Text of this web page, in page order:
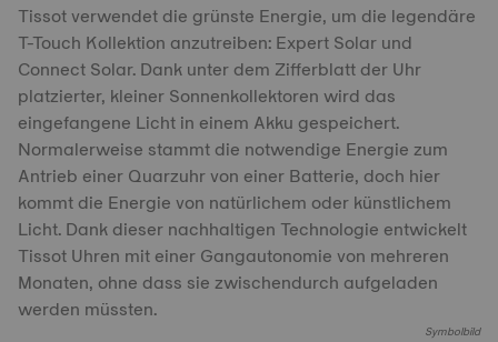
Tissot verwendet die grünste Energie, um die legendäre
T-Touch Kollektion anzutreiben: Expert Solar und
Connect Solar. Dank unter dem Zifferblatt der Uhr
platzierter, kleiner Sonnenkollektoren wird das
eingefangene Licht in einem Akku gespeichert.
Normalerweise stammt die notwendige Energie zum
Antrieb einer Quarzuhr von einer Batterie, doch hier
kommt die Energie von natürlichem oder künstlichem
Licht. Dank dieser nachhaltigen Technologie entwickelt
Tissot Uhren mit einer Gangautonomie von mehreren
Monaten, ohne dass sie zwischendurch aufgeladen
werden müssten.
Symbolbild